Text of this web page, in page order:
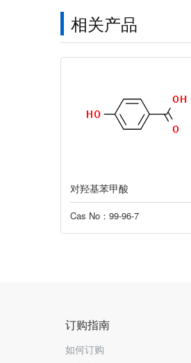
相关产品
对羟基苯甲酸
Cas No：99-96-7
订购指南
如何订购